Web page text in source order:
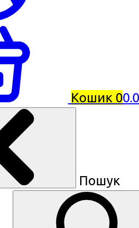
Кошик 0
Пошук